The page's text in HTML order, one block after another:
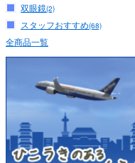
双眼鏡(2)
スタッフおすすめ(68)
全商品一覧